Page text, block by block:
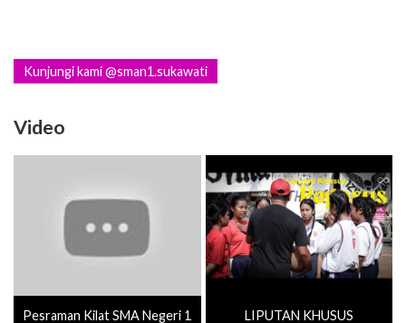
Kunjungi kami @sman1.sukawati
Video
Pesraman Kilat SMA Negeri 1
LIPUTAN KHUSUS